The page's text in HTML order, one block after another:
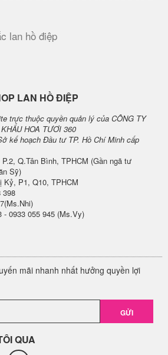
lan hồ điệp
LAN HỒ ĐIỆP
trực thuộc quyền quản lý của CÔNG TY
HOA TƯƠI 360
kế hoạch Đầu tư TP. Hồ Chí Minh cấp
Q.Tân Bình, TPHCM (Gần ngã tư
Sỹ)
Kỷ, P1, Q10, TPHCM
398
- 0933 055 945 (Ms.Vy)
mãi nhanh nhất hưởng quyền lợi
GỬI
QUA